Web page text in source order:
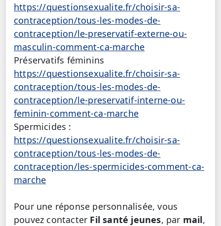
https://questionsexualite.fr/choisir-sa-
contraception/tous-les-modes-de-
contraception/le-preservatif-externe-ou-
masculin-comment-ca-marche
Préservatifs féminins
https://questionsexualite.fr/choisir-sa-
contraception/tous-les-modes-de-
contraception/le-preservatif-interne-ou-
feminin-comment-ca-marche
Spermicides :
https://questionsexualite.fr/choisir-sa-
contraception/tous-les-modes-de-
contraception/les-spermicides-comment-ca-
marche
Pour une réponse personnalisée, vous
pouvez contacter Fil santé jeunes, par mail,